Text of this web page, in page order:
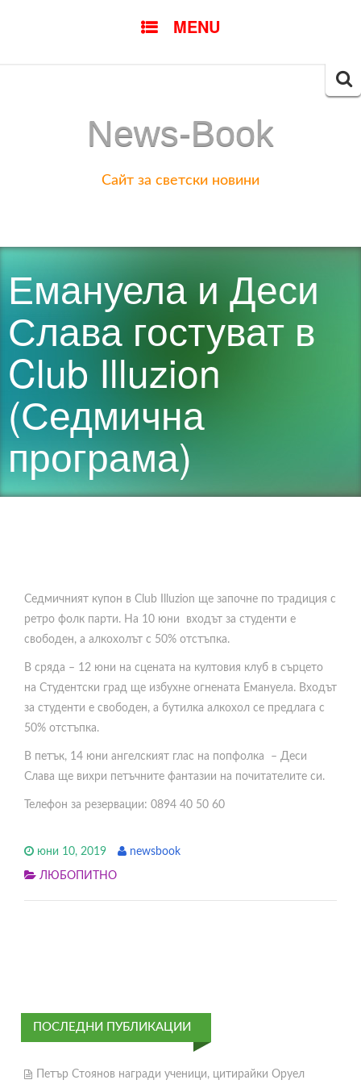
MENU
News-Book
Сайт за светски новини
Емануела и Деси
Слава гостуват в
Club Illuzion
(Седмична
програма)
Седмичният купон в Club Illuzion ще започне по традиция с
ретро фолк парти. На 10 юни входът за студенти е
свободен, а алкохолът с 50% отстъпка.
В сряда – 12 юни на сцената на култовия клуб в сърцето
на Студентски град ще избухне огнената Емануела. Входът
за студенти е свободен, а бутилка алкохол се предлага с
50% отстъпка.
В петък, 14 юни ангелският глас на попфолка – Деси
Слава ще вихри петъчните фантазии на почитателите си.
Телефон за резервации: 0894 40 50 60
юни 10, 2019 newsbook
ЛЮБОПИТНО
ПОСЛЕДНИ ПУБЛИКАЦИИ
Петър Стоянов награди ученици, цитирайки Оруел